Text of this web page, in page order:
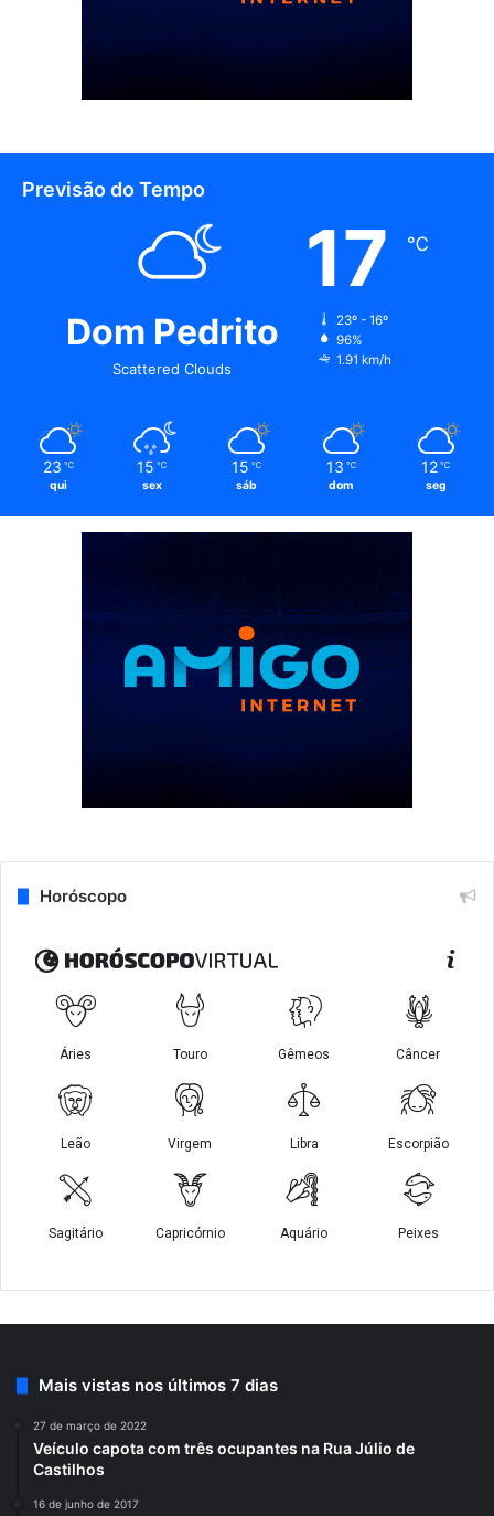
Previsão do Tempo
Dom Pedrito
Scattered Clouds
17 ℃
23º - 16º
96%
1.91 km/h
23 ℃
qui
15 ℃
sex
15 ℃
sáb
13 ℃
dom
12 ℃
seg
Horóscopo
Mais vistas nos últimos 7 dias
27 de março de 2022
Veículo capota com três ocupantes na Rua Júlio de
Castilhos
16 de junho de 2017